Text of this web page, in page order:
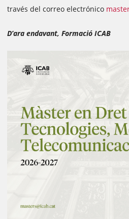
través del correo electrónico
D’ara endavant, Formació ICAB